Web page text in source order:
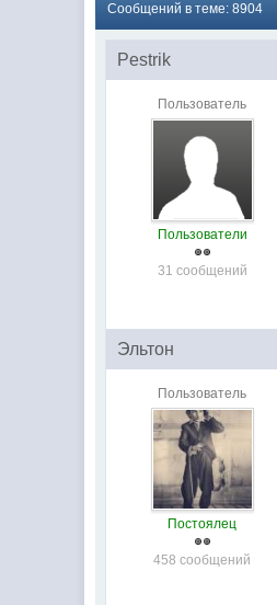
Сообщений в теме: 8904
Pestrik
Пользователь
Пользователи
31 сообщений
Эльтон
Пользователь
Постоялец
458 сообщений